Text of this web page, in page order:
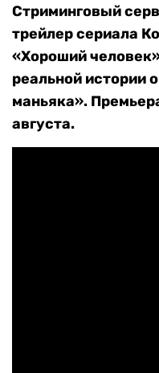
Стриминговый
трейлер сериала
«Хороший
реальной истории
маньяка».
августа.